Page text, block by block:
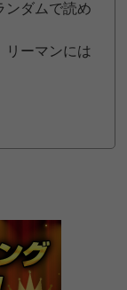
ンダムで読め
リーマンには